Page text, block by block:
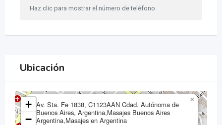
Haz clic para mostrar el número de teléfono
Ubicación
Av. Sta. Fe 1838, C1123AAN Cdad. Autónoma de
Buenos Aires, Argentina,Masajes Buenos Aires
Argentina,Masajes en Argentina
×
+
−